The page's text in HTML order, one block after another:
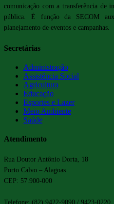
comunicação com a transferência de
pública. É função da SECOM
planejamento de eventos e campanhas.
Secretárias
Administração
Assistência Social
Agricultura
Educação
Esportes e Lazer
Meio Ambiente
Saúde
Atendimento
Rua Doutor Antônio Dorta, 18
Porto Calvo – Alagoas
CEP: 57.900-000
Telefone: (82) 9422-9090 / 9423-0220